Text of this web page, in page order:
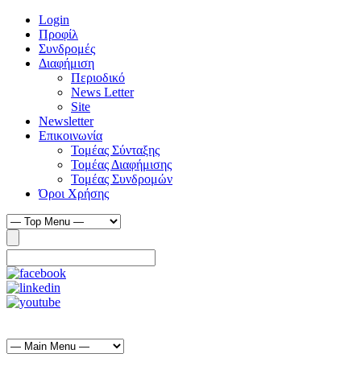
Login
Προφίλ
Συνδρομές
Διαφήμιση
Περιοδικό
News Letter
Site
Newsletter
Επικοινωνία
Τομέας Σύνταξης
Τομέας Διαφήμισης
Τομέας Συνδρομών
Όροι Χρήσης